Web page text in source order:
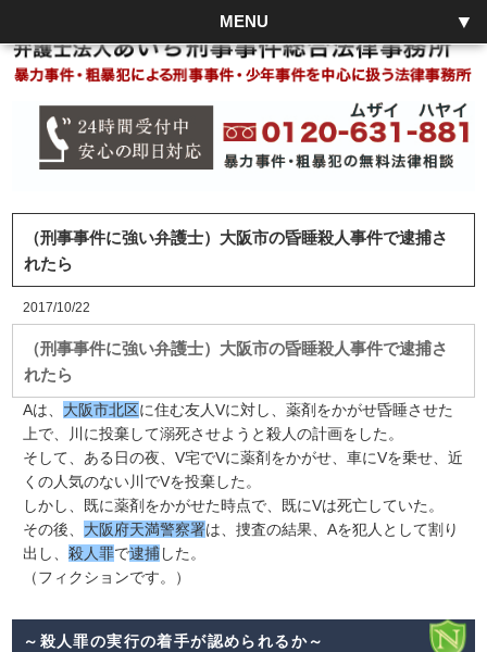
MENU
（刑事事件に強い弁護士）大阪市の昏睡殺人事件で逮捕さ
れたら
2017/10/22
（刑事事件に強い弁護士）大阪市の昏睡殺人事件で逮捕さ
れたら
Aは、 大阪市北区に住む友人Vに対し、薬剤をかがせ昏睡させた
上で、川に投棄して溺死させようと殺人の計画をした。
そして、ある日の夜、V宅でVに薬剤をかがせ、車にVを乗せ、近
くの人気のない川でVを投棄した。
しかし、既に薬剤をかがせた時点で、既にVは死亡していた。
その後、 大阪府天満警察署は、捜査の結果、Aを犯人として割り
出し、殺人罪で逮捕した。
（フィクションです。）
～殺人罪の実行の着手が認められるか～